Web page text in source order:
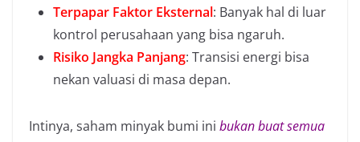
Terpapar Faktor Eksternal: Banyak hal di luar
kontrol perusahaan yang bisa ngaruh.
Risiko Jangka Panjang: Transisi energi bisa
nekan valuasi di masa depan.
Intinya, saham minyak bumi ini bukan buat semua